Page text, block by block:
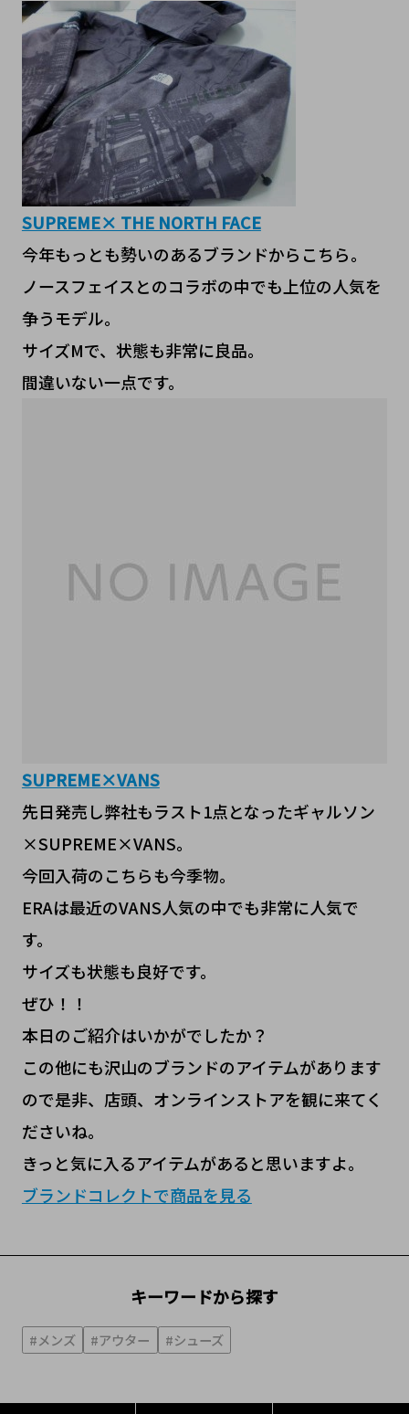
SUPREME× THE NORTH FACE
今年もっとも勢いのあるブランドからこちら。
ノースフェイスとのコラボの中でも上位の人気を
争うモデル。
サイズMで、状態も非常に良品。
間違いない一点です。
SUPREME×VANS
先日発売し弊社もラスト1点となったギャルソン
×SUPREME×VANS。
今回入荷のこちらも今季物。
ERAは最近のVANS人気の中でも非常に人気で
す。
サイズも状態も良好です。
ぜひ！！
本日のご紹介はいかがでしたか？
この他にも沢山のブランドのアイテムがあります
ので是非、店頭、オンラインストアを観に来てく
ださいね。
きっと気に入るアイテムがあると思いますよ。
ブランドコレクトで商品を見る
キーワードから探す
#メンズ #アウター #シューズ